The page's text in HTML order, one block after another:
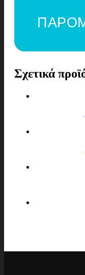
Σχετικά